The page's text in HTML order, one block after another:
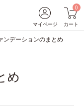
マイページ
0
カート
ンデーションのまとめ
め